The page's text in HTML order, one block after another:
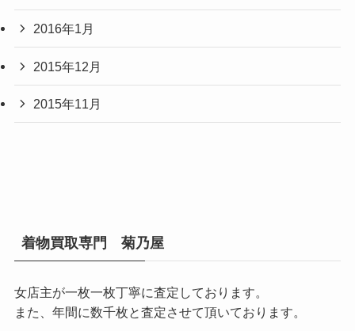
2016年1月
2015年12月
2015年11月
着物買取専門 菊乃屋
女店主が一枚一枚丁寧に査定しております。
また、年間に数千枚と査定させて頂いております。